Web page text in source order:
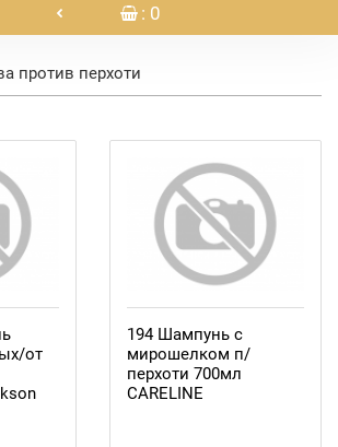
: 0
против перхоти
от
194 Шампунь с
мирошелком п/
перхоти 700мл
CARELINE